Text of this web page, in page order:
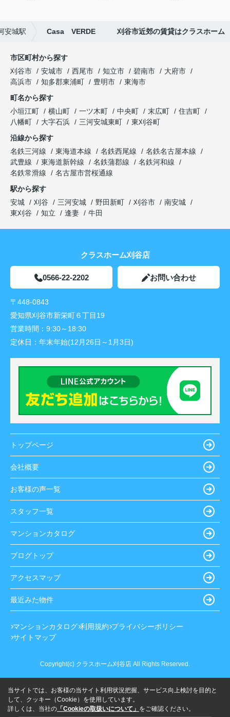
安城駅 Casa VERDE 刈谷市近郊の賃貸はクラスホーム
市区町村から探す
刈谷市
安城市 西尾市 知立市 碧南市
大府市
高浜市
知多郡東浦町 豊明市
東海市
町名から探す
小垣江町
横山町 一ツ木町 中央町 末広町
住吉町
八幡町
大字石浜 三河安城東町
東刈谷町
沿線から探す
名鉄三河線
東海道本線 名鉄西尾線
名鉄名古屋本線
武豊線
東海道新幹線 名鉄蒲郡線
名鉄河和線
名鉄常滑線
名古屋市営桜通線
駅から探す
安城
刈谷 三河安城 野田新町 刈谷市
南安城
東刈谷
知立 逢妻 牛田
クラスホーム刈谷店
0566-22-2202 お問い合わせ
〒448-0843
愛知県刈谷市新栄町６丁目19
営業時間： 9:30～18:30
定休日： 年末年始(12月26日～1月3日)
トップページ
会社概要
お客様の声一覧
スタッフ一覧
マンションカタログ
ブログトップ
アクセスマップ
最近みた物件
マンションカタログ 利用規約 プライバシーポリシー
サイトマップ
Copyright(c) クラスホーム刈谷店 All Rights Reserved.
当サイトでは、お客様の当サイト利用状況把握、サービス向上検討を目的と
して、クッキー（Cookie）を使用しています。
詳しくは、当社の 「Cookieの取扱いについて」 をご確認ください。